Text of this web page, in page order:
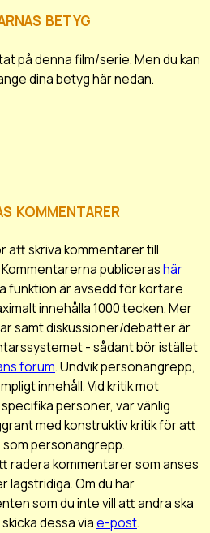
betyg
på denna film/serie. Men du kan
dina betyg här nedan.
kommentarer
att skriva kommentarer till
publicerashär
funktion är avsedd för kortare
innehålla 1000 tecken. Mer
samt diskussioner/debatter är
- sådant bör istället
forum. Undvik personangrepp,
innehåll. Vid kritik mot
personer, var vänlig
med konstruktiv kritik för att
personangrepp.
radera kommentarer som anses
lagstridiga. Om du har
som du inte vill att andra ska
dessa viae-post.